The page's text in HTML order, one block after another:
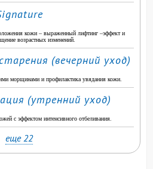
кожи – выраженный лифтинг –эффект и
возрастных изменений.
(вечерний уход)
морщинами и профилактика увядания кожи.
(утренний уход)
с эффектом интенсивного отбеливания.
еще 22